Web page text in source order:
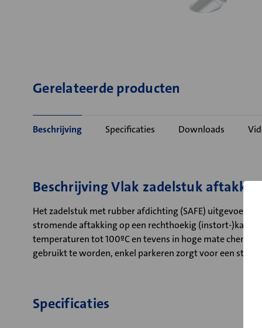
Gerelateerde producten
Beschrijving Specificaties Downloads
Beschrijving Vlak zadelstuk
Het zadelstuk met rubber afdichting (SAFE) uitgevoerd
stromende aftakking op een rechthoekig (instort-
temperaturen tot 100ºC en tevens in hoge mate
gebruikt te worden, enkel parkeren zorgt voor een
Specificaties